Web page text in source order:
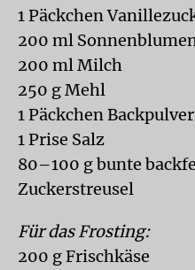
1 Päckchen
200 ml
200 ml Milch
250 g Mehl
1 Päckchen Backpulver
1 Prise Salz
80–100 g bunte
Zuckerstreusel
Für das Frosting:
200 g Frischkäse